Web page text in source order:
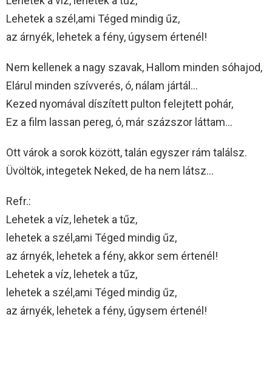
Lehetek a szél,ami Téged mindig űz,
az árnyék, lehetek a fény, úgysem értenél!
Nem kellenek a nagy szavak, Hallom minden sóhajod,
Elárul minden szívverés, ó, nálam jártál…
Kezed nyomával díszített pulton felejtett pohár,
Ez a film lassan pereg, ó, már százszor láttam…
Ott várok a sorok között, talán egyszer rám találsz.
Üvöltök, integetek Neked, de ha nem látsz…
Refr.:
Lehetek a víz, lehetek a tűz,
lehetek a szél,ami Téged mindig űz,
az árnyék, lehetek a fény, akkor sem értenél!
Lehetek a víz, lehetek a tűz,
lehetek a szél,ami Téged mindig űz,
az árnyék, lehetek a fény, úgysem értenél!